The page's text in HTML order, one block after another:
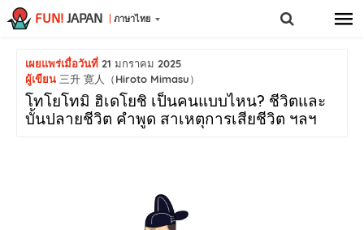
FUN! JAPAN ภาษาไทย
เผยแพร่เมื่อวันที่ 21 มกราคม 2025
ผู้เขียน 三升 寛人（Hiroto Mimasu）
โทโยโทมิ ฮิเดโยชิ เป็นคนแบบไหน? ชีวิตและ
บั้นปลายชีวิต คําพูด สาเหตุการเสียชีวิต ฯลฯ